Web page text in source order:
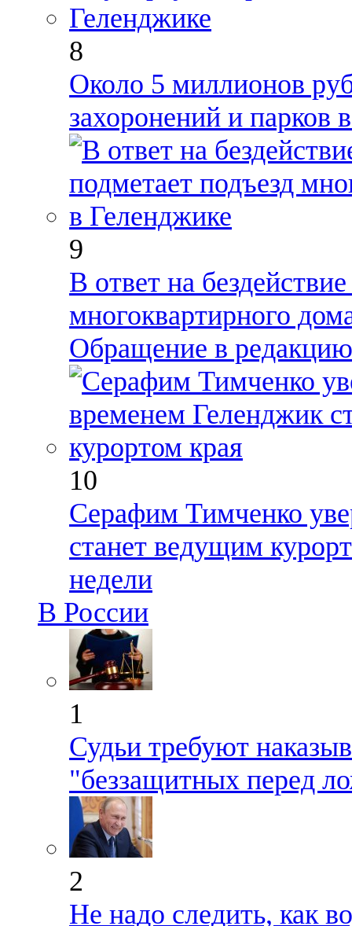
8
Около 5 миллионов
захоронений и парков
9
В ответ на
многоквартирного
Обращение в редакцию
10
Серафим Тимченко
станет ведущим
недели
В России
1
Судьи требуют
"беззащитных перед
2
Не надо следить, как